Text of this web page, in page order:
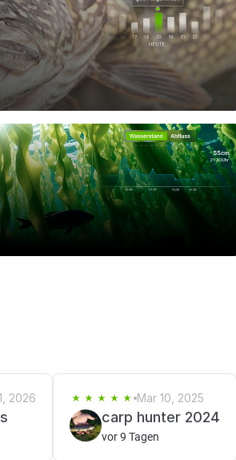
2026 Mar 10, 2025
carp hunter 2024
vor 9 Tagen